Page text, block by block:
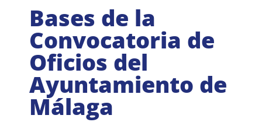
Bases de la
Convocatoria de
Oficios del
Ayuntamiento de
Málaga